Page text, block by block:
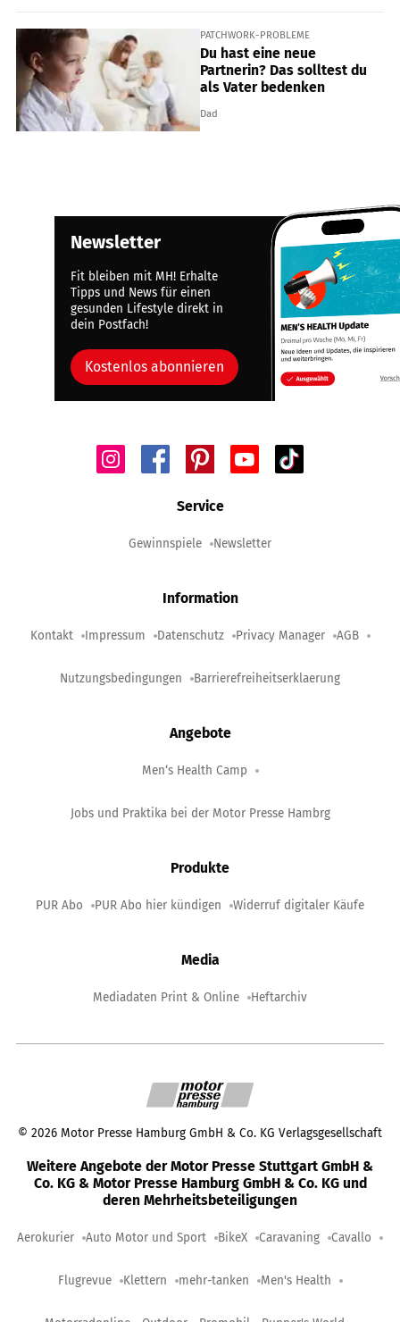
PATCHWORK-PROBLEME
Du hast eine neue
Partnerin? Das solltest du
als Vater bedenken
Dad
Newsletter
Fit bleiben mit MH! Erhalte
Tipps und News für einen
gesunden Lifestyle direkt in
dein Postfach!
Kostenlos abonnieren
Service
Gewinnspiele Newsletter
Information
Kontakt Impressum Datenschutz Privacy Manager AGB
Nutzungsbedingungen Barrierefreiheitserklaerung
Angebote
Men‘s Health Camp
Jobs und Praktika bei der Motor Presse Hambrg
Produkte
PUR Abo PUR Abo hier kündigen Widerruf digitaler Käufe
Media
Mediadaten Print & Online Heftarchiv
© 2026 Motor Presse Hamburg GmbH & Co. KG Verlagsgesellschaft
Weitere Angebote der Motor Presse Stuttgart GmbH &
Co. KG & Motor Presse Hamburg GmbH & Co. KG und
deren Mehrheitsbeteiligungen
Aerokurier Auto Motor und Sport BikeX Caravaning Cavallo
Flugrevue Klettern mehr-tanken Men's Health